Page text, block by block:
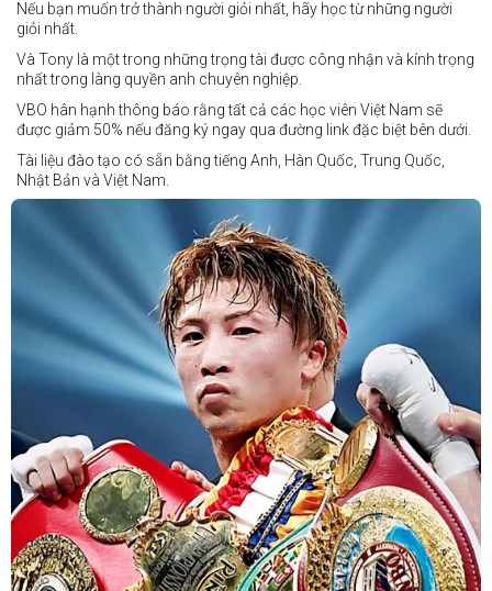
Vincent Siordia vs Kresler Tenorio
Jeffer Rhoy Mendoza vs Eranio Pisador
Mikko Camingawan vs Rovick Embuscado
Meredy Michael vs Aisah Alico
Ian Carl Muyso vs Marvin Zamora
Franz Carl Muyso vs Ariel Antonio
Hãy rủ bạn bè và gia đình cùng tham gia để tận hưởng một ngày
tuyệt vời và chứng kiến QUYỀN ANH Ở ĐỈNH CAO NHẤT!
Nếu bạn muốn trở thành người giỏi nhất, hãy học từ những người
giỏi nhất.
Và Tony là một trong những trọng tài được công nhận và kính trọng
nhất trong làng quyền anh chuyên nghiệp.
VBO hân hạnh thông báo rằng tất cả các học viên Việt Nam sẽ
được giảm 50% nếu đăng ký ngay qua đường link đặc biệt bên dưới.
Tài liệu đào tạo có sẵn bằng tiếng Anh, Hàn Quốc, Trung Quốc,
Nhật Bản và Việt Nam.
Số lượng chỗ có hạn, hãy nhanh tay đăng ký!